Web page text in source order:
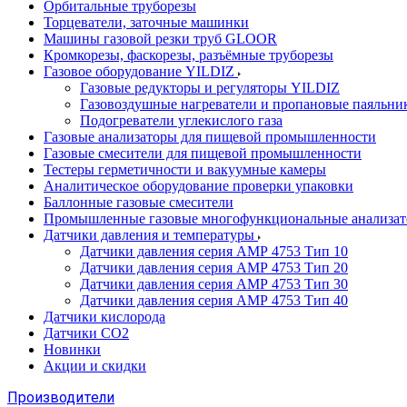
Орбитальные труборезы
Торцеватели, заточные машинки
Машины газовой резки труб GLOOR
Кромкорезы, фаскорезы, разъёмные труборезы
Газовое оборудование YILDIZ
Газовые редукторы и регуляторы YILDIZ
Газовоздушные нагреватели и пропановые
Подогреватели углекислого газа
Газовые анализаторы для пищевой промышленности
Газовые смесители для пищевой промышленности
Тестеры герметичности и вакуумные камеры
Аналитическое оборудование проверки упаковки
Баллонные газовые смесители
Промышленные газовые многофункциональные
Датчики давления и температуры
Датчики давления серия АМР 4753 Тип 10
Датчики давления серия АМР 4753 Тип 20
Датчики давления серия АМР 4753 Тип 30
Датчики давления серия АМР 4753 Тип 40
Датчики кислорода
Датчики CO2
Новинки
Акции и скидки
Производители